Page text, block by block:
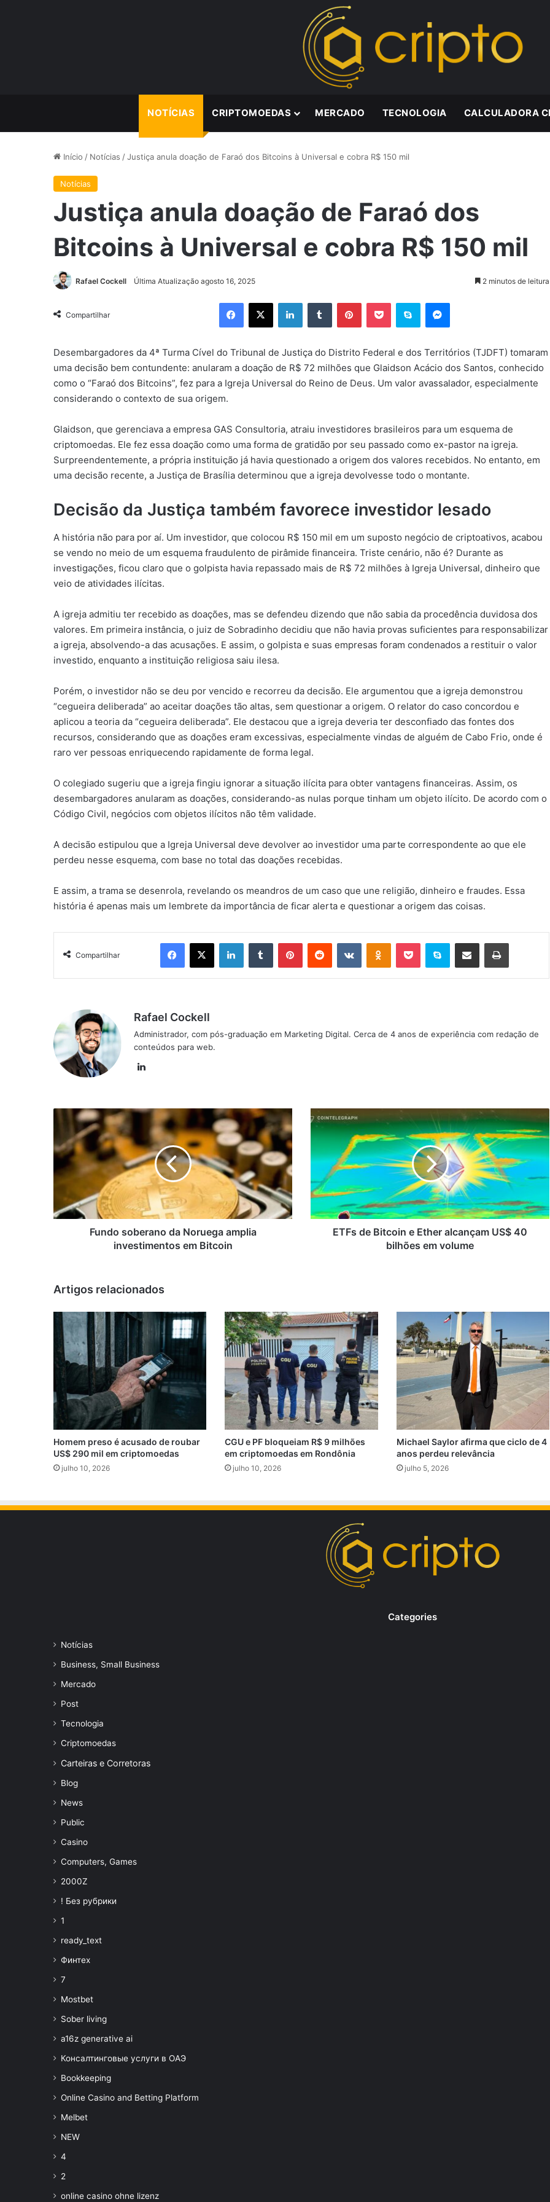
NOTÍCIAS CRIPTOMOEDAS MERCADO TECNOLOGIA CALCULADORA
Início / Notícias /Justiça anula doação de Faraó dos Bitcoins à Universal e cobra R$ 150 mil
Notícias
Justiça anula doação de Faraó dos
Bitcoins à Universal e cobra R$ 150 mil
Rafael Cockell Última Atualização agosto 16, 2025 2 minutos de leitura
Compartilhar
Facebook
X LinkedinTumblr PinterestPocket Skype Messenger
Desembargadores da 4ª Turma Cível do Tribunal de Justiça do Distrito Federal e dos Territórios (TJDFT) tomaram
uma decisão bem contundente: anularam a doação de R$ 72 milhões que Glaidson Acácio dos Santos, conhecido
como o “Faraó dos Bitcoins”, fez para a Igreja Universal do Reino de Deus. Um valor avassalador, especialmente
considerando o contexto de sua origem.
Glaidson, que gerenciava a empresa GAS Consultoria, atraiu investidores brasileiros para um esquema de
criptomoedas. Ele fez essa doação como uma forma de gratidão por seu passado como ex-pastor na igreja.
Surpreendentemente, a própria instituição já havia questionado a origem dos valores recebidos. No entanto, em
uma decisão recente, a Justiça de Brasília determinou que a igreja devolvesse todo o montante.
Decisão da Justiça também favorece investidor lesado
A história não para por aí. Um investidor, que colocou R$ 150 mil em um suposto negócio de criptoativos, acabou
se vendo no meio de um esquema fraudulento de pirâmide financeira. Triste cenário, não é? Durante as
investigações, ficou claro que o golpista havia repassado mais de R$ 72 milhões à Igreja Universal, dinheiro que
veio de atividades ilícitas.
A igreja admitiu ter recebido as doações, mas se defendeu dizendo que não sabia da procedência duvidosa dos
valores. Em primeira instância, o juiz de Sobradinho decidiu que não havia provas suficientes para responsabilizar
a igreja, absolvendo-a das acusações. E assim, o golpista e suas empresas foram condenados a restituir o valor
investido, enquanto a instituição religiosa saiu ilesa.
Porém, o investidor não se deu por vencido e recorreu da decisão. Ele argumentou que a igreja demonstrou
“cegueira deliberada” ao aceitar doações tão altas, sem questionar a origem. O relator do caso concordou e
aplicou a teoria da “cegueira deliberada”. Ele destacou que a igreja deveria ter desconfiado das fontes dos
recursos, considerando que as doações eram excessivas, especialmente vindas de alguém de Cabo Frio, onde é
raro ver pessoas enriquecendo rapidamente de forma legal.
O colegiado sugeriu que a igreja fingiu ignorar a situação ilícita para obter vantagens financeiras. Assim, os
desembargadores anularam as doações, considerando-as nulas porque tinham um objeto ilícito. De acordo com o
Código Civil, negócios com objetos ilícitos não têm validade.
A decisão estipulou que a Igreja Universal deve devolver ao investidor uma parte correspondente ao que ele
perdeu nesse esquema, com base no total das doações recebidas.
E assim, a trama se desenrola, revelando os meandros de um caso que une religião, dinheiro e fraudes. Essa
história é apenas mais um lembrete da importância de ficar alerta e questionar a origem das coisas.
Compartilhar
Facebook
X LinkedinTumblr PinterestReddit VK OK Pocket Skype Compartilhar via e-mail Imprimir
Rafael Cockell
Administrador, com pós-graduação em Marketing Digital. Cerca de 4 anos de experiência com redação de
conteúdos para web.
Fundo
soberano
Noruega
amplia
investimentos
Bitcoin
Fundo soberano da Noruega amplia
investimentos em Bitcoin
ETFs
de
Bitcoin
e
alcançam
US$
bilhões
ETFs de Bitcoin e Ether alcançam US$ 40
bilhões em volume
Artigos relacionados
Homem preso é acusado de roubar
US$ 290 mil em criptomoedas
julho 10, 2026
CGU e PF bloqueiam R$ 9 milhões
em criptomoedas em Rondônia
julho 10, 2026
Michael Saylor afirma que ciclo de 4
anos perdeu relevância
julho 5, 2026
Categories
Notícias
Business, Small Business
Mercado
Post
Tecnologia
Criptomoedas
Carteiras e Corretoras
Blog
News
Public
Casino
Computers, Games
2000Z
! Без рубрики
1
ready_text
Финтех
7
Mostbet
Sober living
a16z generative ai
Консалтинговые услуги в ОАЭ
Bookkeeping
Online Casino and Betting Platform
Melbet
NEW
4
2
online casino ohne lizenz